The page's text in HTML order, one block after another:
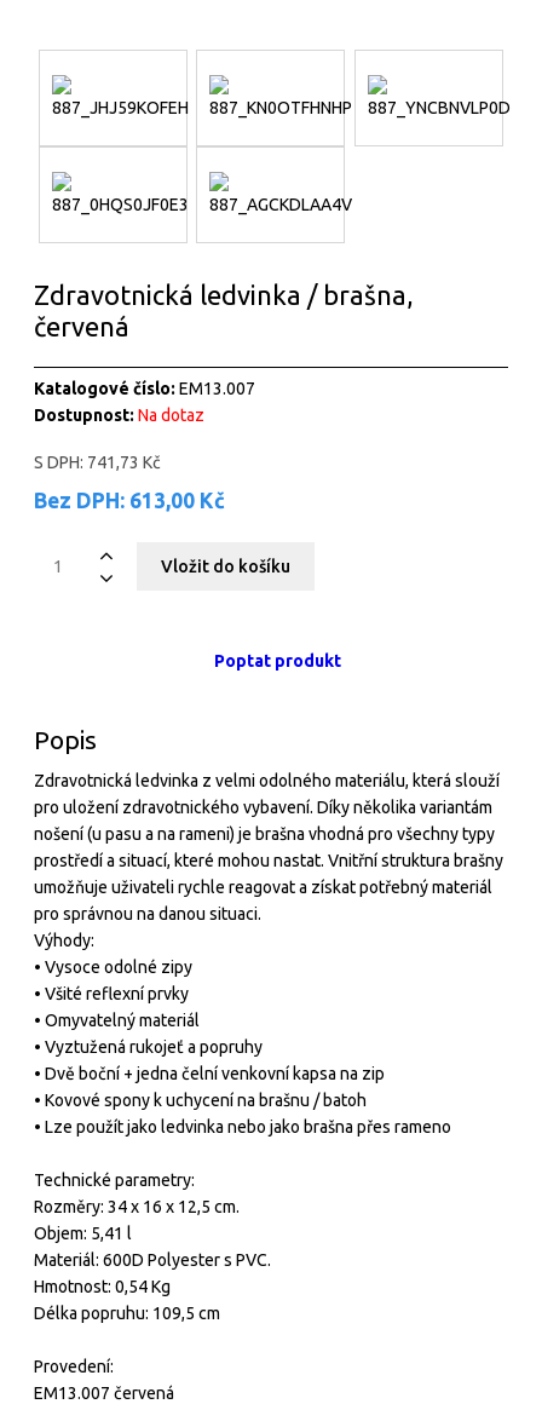
Zdravotnická ledvinka / brašna,
červená
Katalogové číslo: EM13.007
Dostupnost: Na dotaz
S DPH: 741,73 Kč
Bez DPH: 613,00 Kč
Poptat produkt
Popis
Zdravotnická ledvinka z velmi odolného materiálu, která slouží
pro uložení zdravotnického vybavení. Díky několika variantám
nošení (u pasu a na rameni) je brašna vhodná pro všechny typy
prostředí a situací, které mohou nastat. Vnitřní struktura brašny
umožňuje uživateli rychle reagovat a získat potřebný materiál
pro správnou na danou situaci.
Výhody:
• Vysoce odolné zipy
• Všité reflexní prvky
• Omyvatelný materiál
• Vyztužená rukojeť a popruhy
• Dvě boční + jedna čelní venkovní kapsa na zip
• Kovové spony k uchycení na brašnu / batoh
• Lze použít jako ledvinka nebo jako brašna přes rameno
Technické parametry:
Rozměry: 34 x 16 x 12,5 cm.
Objem: 5,41 l
Materiál: 600D Polyester s PVC.
Hmotnost: 0,54 Kg
Délka popruhu: 109,5 cm
Provedení:
EM13.007 červená